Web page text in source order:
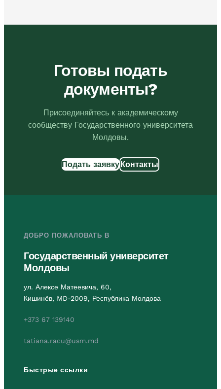
Готовы подать
документы?
Присоединяйтесь к академическому
сообществу Государственного университета
Молдовы.
Подать заявку Контакты
ДОБРО ПОЖАЛОВАТЬ В
Государственный университет
Молдовы
ул. Алексе Матеевича, 60,
Кишинёв, MD-2009, Республика Молдова
+373 67 139140
tatiana.racu@usm.md
Быстрые ссылки